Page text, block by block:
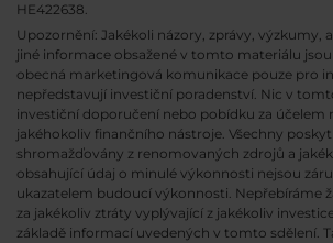
HE422638.
Upozornění: Jakékoli názory, zprávy, výzkumy,
jiné informace obsažené v tomto materiálu
obecná marketingová komunikace pouze pro
nepředstavují investiční poradenství. Nic v
investiční doporučení nebo pobídku za účelem
jakéhokoliv finančního nástroje. Všechny
shromažďovány z renomovaných zdrojů a
obsahující údaj o minulé výkonnosti nejsou
ukazatelem budoucí výkonnosti. Nepřebíráme
za jakékoliv ztráty vyplývající z jakékoliv
základě informací uvedených v tomto sdělení.